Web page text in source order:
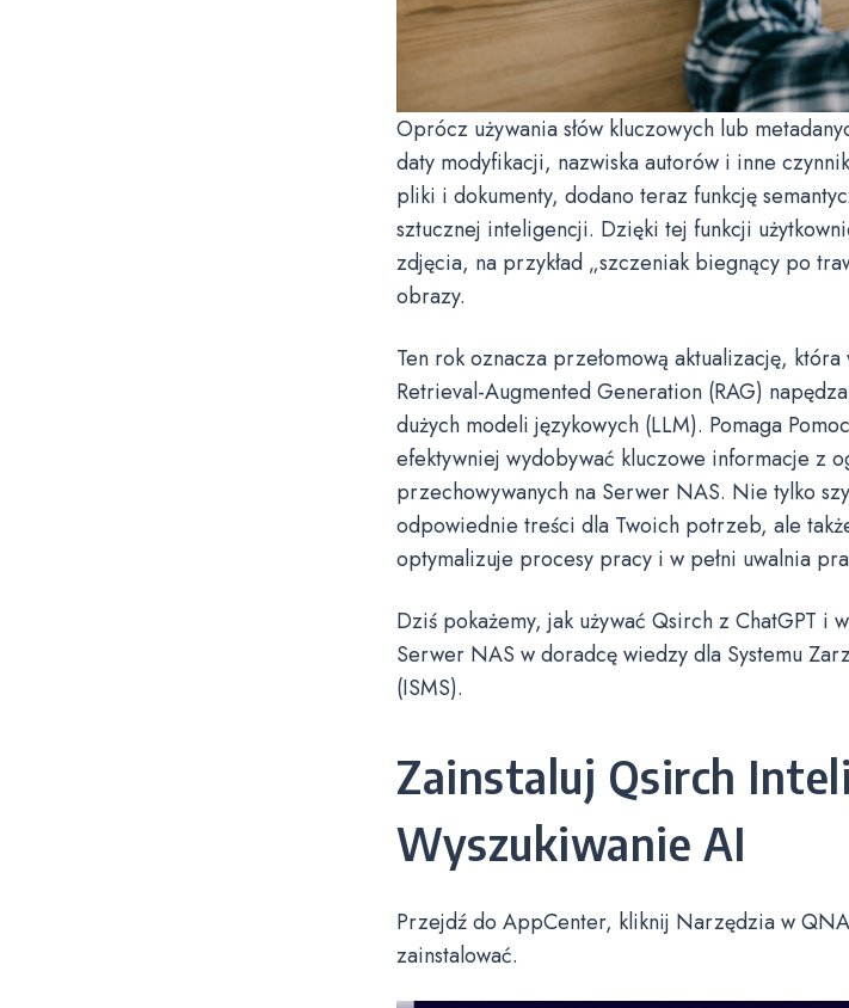
Oprócz używania słów kluczowych lub
daty modyfikacji, nazwiska autorów i inne
pliki i dokumenty, dodano teraz funkcję
sztucznej inteligencji. Dzięki tej funkcji
zdjęcia, na przykład „szczeniak biegnący po
obrazy.
Ten rok oznacza przełomową aktualizację,
Retrieval-Augmented Generation (RAG)
dużych modeli językowych (LLM). Pomaga
efektywniej wydobywać kluczowe informacje z
przechowywanych na Serwer NAS. Nie tylko
odpowiednie treści dla Twoich potrzeb, ale
optymalizuje procesy pracy i w pełni uwalnia
Dziś pokażemy, jak używać Qsirch z ChatGPT i
Serwer NAS w doradcę wiedzy dla Systemu
(ISMS).
Zainstaluj Qsirch
Wyszukiwanie AI
Przejdź do AppCenter, kliknij Narzędzia w
zainstalować.